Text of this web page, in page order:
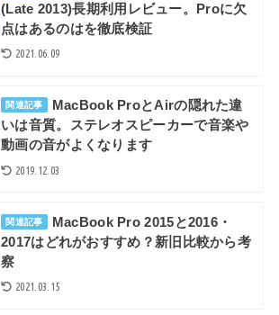
(Late 2013)長期利用レビュー。Proに欠
点はあるのはを徹底検証
2021.06.09
関連記事
MacBook ProとAirの隠れた違
いは音質。ステレオスピーカーで音楽や
動画の音がよくなります
2019.12.03
関連記事
MacBook Pro 2015と2016・
2017はどれがおすすめ？新旧比較から考
察
2021.03.15